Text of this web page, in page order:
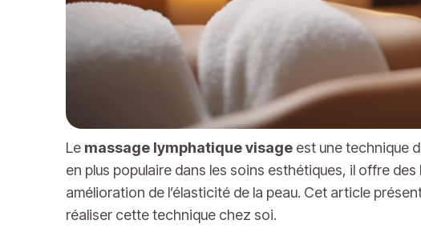
Le massage lymphatique visage est une technique
en plus populaire dans les soins esthétiques, il offre
amélioration de l’élasticité de la peau. Cet article
réaliser cette technique chez soi.